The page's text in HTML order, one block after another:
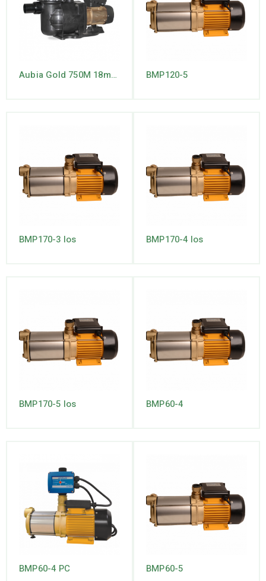
Aubia Gold 750M 18m3 230V BMP120-5
BMP170-3 los BMP170-4 los
BMP170-5 los BMP60-4
BMP60-4 PC BMP60-5